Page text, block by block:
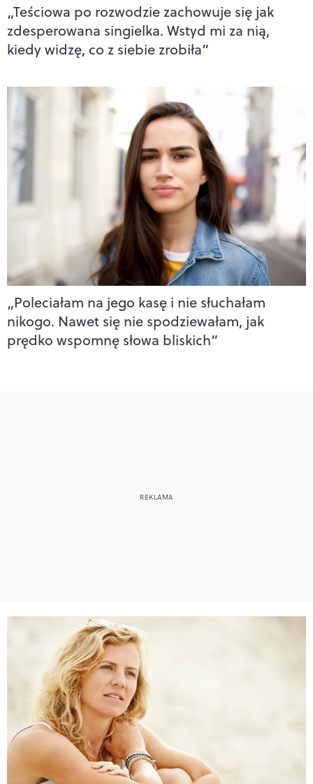
„Teściowa po rozwodzie zachowuje się jak
zdesperowana singielka. Wstyd mi za nią,
kiedy widzę, co z siebie zrobiła”
„Poleciałam na jego kasę i nie słuchałam
nikogo. Nawet się nie spodziewałam, jak
prędko wspomnę słowa bliskich”